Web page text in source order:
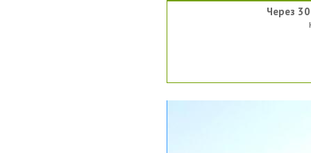
Через